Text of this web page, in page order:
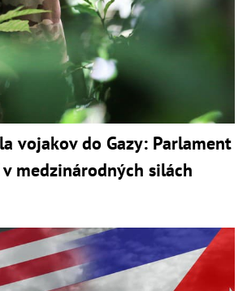
vojakov do Gazy: Parlament
medzinárodných silách